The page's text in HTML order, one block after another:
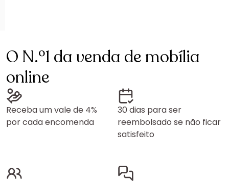
O N.º1 da venda de mobília
online
Receba um vale de 4%
por cada encomenda
30 dias para ser
reembolsado se não ficar
satisfeito